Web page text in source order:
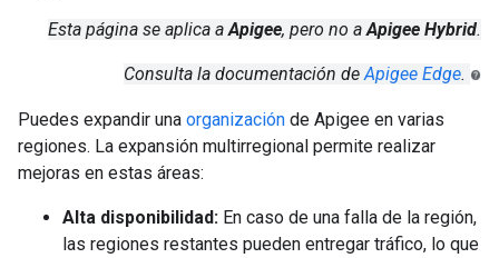
Esta página se aplica aApigee, pero no aApigee Hybrid.
Consulta la documentación deApigee Edge.
Puedes expandir una organización de Apigee en varias
regiones. La expansión multirregional permite realizar
mejoras en estas áreas:
Alta disponibilidad: En caso de una falla de la región,
las regiones restantes pueden entregar tráfico, lo que